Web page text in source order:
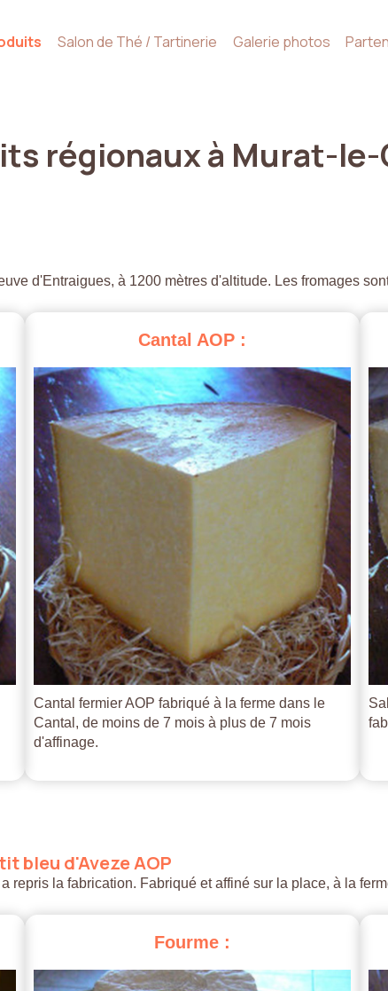
Salon de Thé / Tartinerie Galerie photos
régionauxà Murat-le-
d'Entraigues, à 1200 mètres d'altitude. Les fromages
Cantal AOP :
Cantal fermier AOP fabriqué à la ferme dans le
Cantal, de moins de 7 mois à plus de 7 mois
d'affinage.
bleu d'AvezeAOP
repris la fabrication. Fabriqué et affiné sur la place, à la
Fourme :